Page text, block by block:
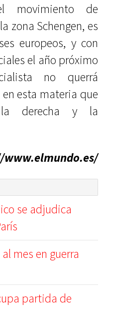
movimiento de
zona Schengen, es
europeos, y con
el año próximo
no querrá
esta materia que
derecha y la
se adjudica
mes en guerra
partida de